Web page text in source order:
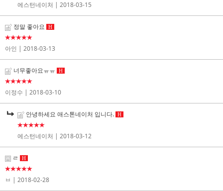
에스턴네이처 | 2018-03-15
정말 좋아요 H
★★★★★
아인 | 2018-03-13
너무좋아요ㅠㅠ H
★★★★★
이정수 | 2018-03-10
안녕하세요 애스톤네이처 입니다. H
★★★★★
에스턴네이처 | 2018-03-12
ㄹ H
★★★★★
ㅂ | 2018-02-28